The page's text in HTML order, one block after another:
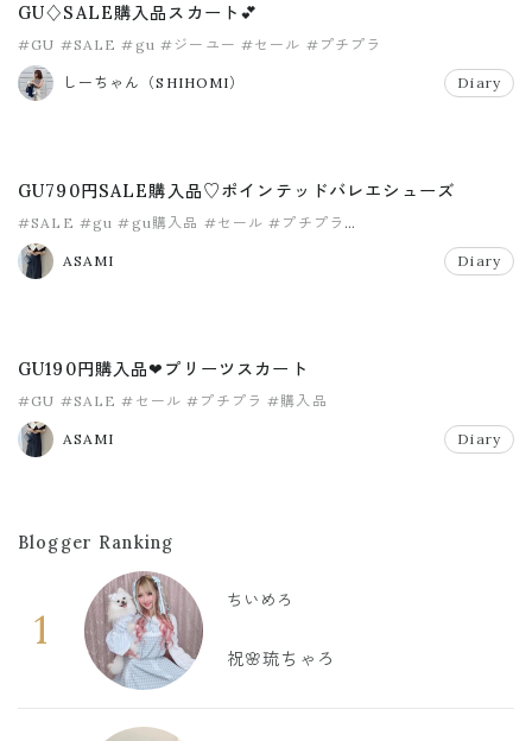
GU♢SALE購入品スカート💕
#GU #SALE #gu #ジーユー #セール #プチプラ
しーちゃん（SHIHOMI） Diary
GU790円SALE購入品♡ポインテッドバレエシューズ
#SALE #gu #gu購入品 #セール #プチプラ
#ポインテッドバレエシューズ
ASAMI
Diary
GU190円購入品❤プリーツスカート
#GU #SALE #セール #プチプラ #購入品
ASAMI Diary
Blogger Ranking
1
ちいめろ
祝🌸琉ちゃろ